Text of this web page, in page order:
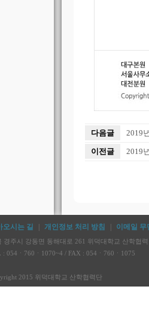
다음글 2019
이전글 2019
오시는 길 개인정보 처리 방침 이메일 무
경주시 강동면 동해대로 261 위덕대학교 산학협
: 054ㆍ760ㆍ1070~4 / FAX : 054ㆍ760ㆍ1075
2015 위덕대학교 산학협력단